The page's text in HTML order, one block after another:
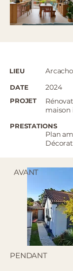
LIEU
DATE 2024
PROJET
maison
PRESTATIONS
Plan
AVANT
PENDANT